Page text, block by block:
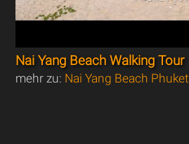
Nai Yang Beach Walking Tour
mehr zu: Nai Yang Beach Phuket